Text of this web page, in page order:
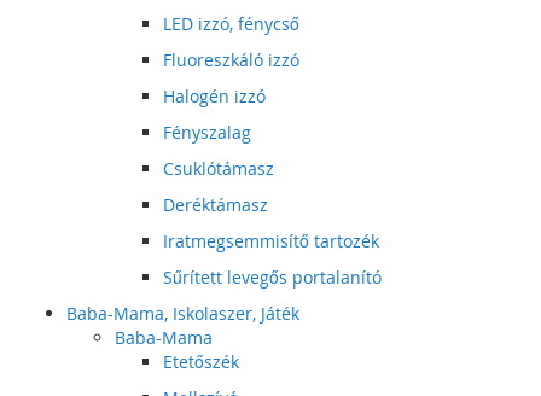
LED izzó, fénycső
Fluoreszkáló izzó
Halogén izzó
Fényszalag
Csuklótámasz
Deréktámasz
Iratmegsemmisítő tartozék
Sűrített levegős portalanító
Baba-Mama, Iskolaszer, Játék
Baba-Mama
Etetőszék